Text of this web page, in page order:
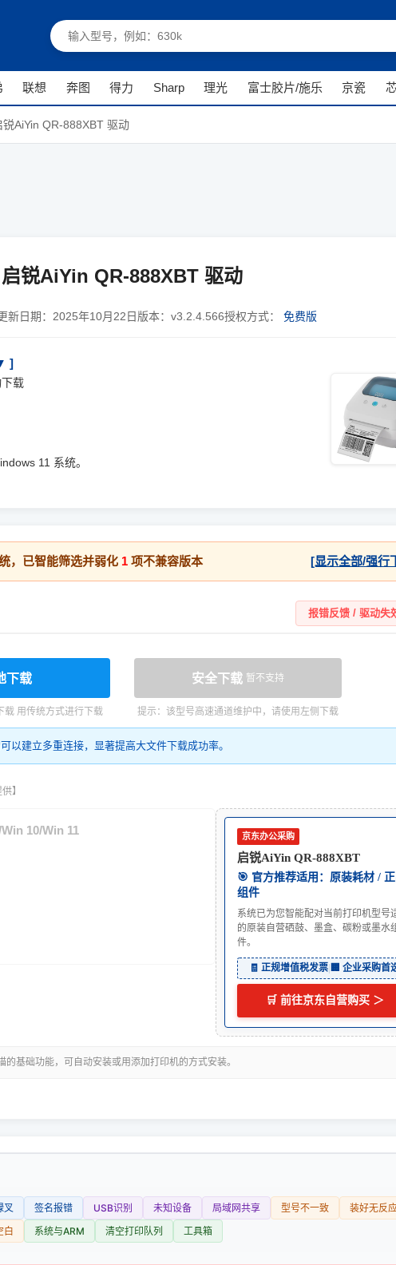
联想 奔图 得力 Sharp 理光 富士胶片/施乐 京瓷
锐AiYin QR-888XBT 驱动
启锐AiYin QR-888XBT 驱动
新日期： 2025年10月22日 版本： v3.2.4.566授权方式： 免费版
]
载
11 系统。
，已智能筛选并弱化 1 项不兼容版本 [显示全部/强行
报错反馈 / 驱动失
下载
载 用传统方式进行下载
安全下载 暂不支持
提示：该型号高速通道维护中，请使用左侧下载
以建立多重连接，显著提高大文件下载成功率。
】
10/Win 11 京东办公采购
启锐AiYin QR-888XBT
🎯 官方推荐适用：原装耗材 /
组件
系统已为您智能配对当前打印机型号
的原装自营硒鼓、墨盒、碳粉或墨水
件。
🧾 正规增值税发票 🏢 企业采购首
🛒 前往京东自营购买 ＞
基础功能，可自动安装或用添加打印机的方式安装。
叉 签名报错 USB识别 未知设备 局域网共享 型号不一致
装好无反
白 系统与ARM 清空打印队列 工具箱